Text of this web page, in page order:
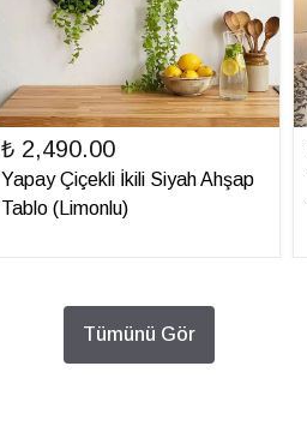
₺ 2,490.00
Yapay Çiçekli İkili Siyah Ahşap
Tablo (Limonlu)
Tümünü Gör